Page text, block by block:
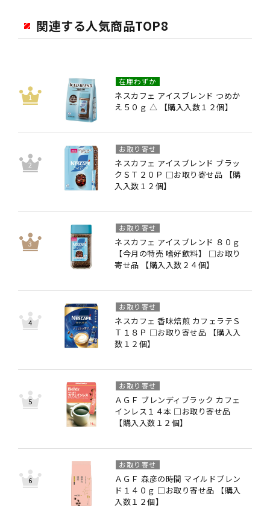
関連する人気商品TOP8
ネスカフェ アイスブレンド つめか
え５０ｇ △ 【購入入数１２個】
在庫わずか
ネスカフェ アイスブレンド ブラッ
クＳＴ２０Ｐ □お取り寄せ品 【購
入入数１２個】
お取り寄せ
ネスカフェ アイスブレンド ８０ｇ
【今月の特売 嗜好飲料】 □お取り
寄せ品 【購入入数２４個】
お取り寄せ
ネスカフェ 香味焙煎 カフェラテＳ
Ｔ１８Ｐ □お取り寄せ品 【購入入
数１２個】
お取り寄せ
ＡＧＦ ブレンディブラック カフェ
インレス１４本 □お取り寄せ品
【購入入数１２個】
お取り寄せ
ＡＧＦ 森彦の時間 マイルドブレン
ド１４０ｇ □お取り寄せ品 【購入
入数１２個】
お取り寄せ